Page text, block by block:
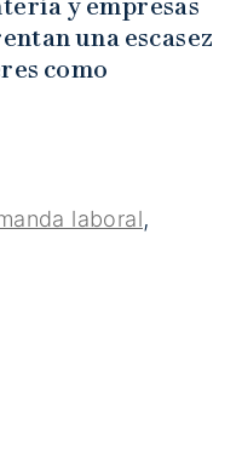
y empresas
una escasez
como
laboral,